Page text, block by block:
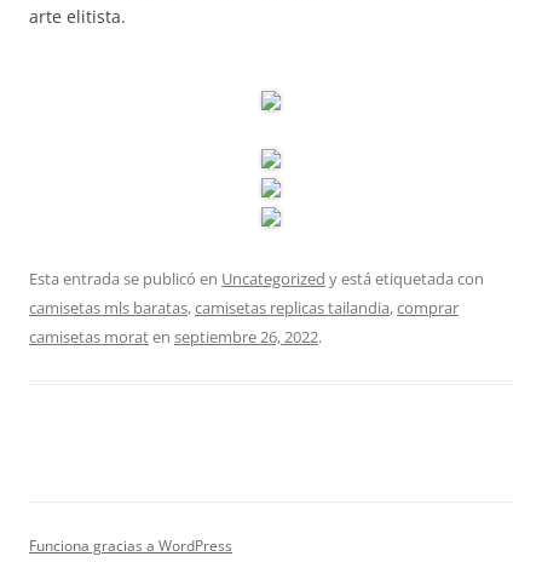
arte elitista.
Esta entrada se publicó en Uncategorized y está etiquetada con
camisetas mls baratas,camisetas replicas tailandia,comprar
camisetas moraten septiembre 26, 2022.
Funciona gracias a WordPress